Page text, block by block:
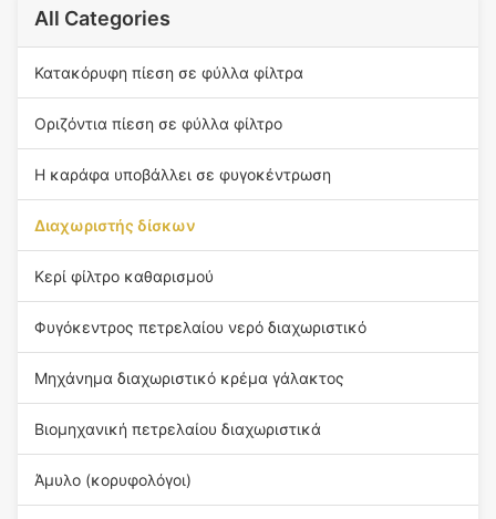
All Categories
Κατακόρυφη πίεση σε φύλλα φίλτρα
Οριζόντια πίεση σε φύλλα φίλτρο
Η καράφα υποβάλλει σε φυγοκέντρωση
Διαχωριστής δίσκων
Κερί φίλτρο καθαρισμού
Φυγόκεντρος πετρελαίου νερό διαχωριστικό
Μηχάνημα διαχωριστικό κρέμα γάλακτος
Βιομηχανική πετρελαίου διαχωριστικά
Άμυλο (κορυφολόγοι)